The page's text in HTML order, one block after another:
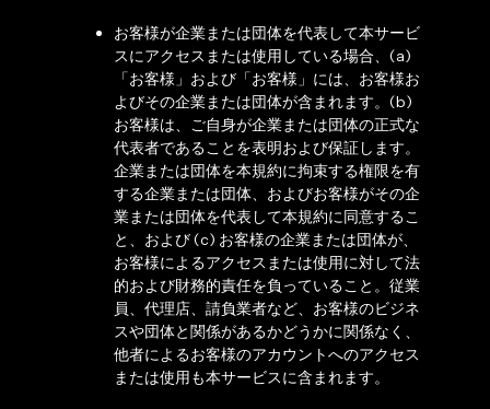
お客様が企業または団体を代表して本サービ
スにアクセスまたは使用している場合、(a)
「お客様」および「お客様」には、お客様お
よびその企業または団体が含まれます。(b)
お客様は、ご自身が企業または団体の正式な
代表者であることを表明および保証します。
企業または団体を本規約に拘束する権限を有
する企業または団体、およびお客様がその企
業または団体を代表して本規約に同意するこ
と、および (c) お客様の企業または団体が、
お客様によるアクセスまたは使用に対して法
的および財務的責任を負っていること。従業
員、代理店、請負業者など、お客様のビジネ
スや団体と関係があるかどうかに関係なく、
他者によるお客様のアカウントへのアクセス
または使用も本サービスに含まれます。